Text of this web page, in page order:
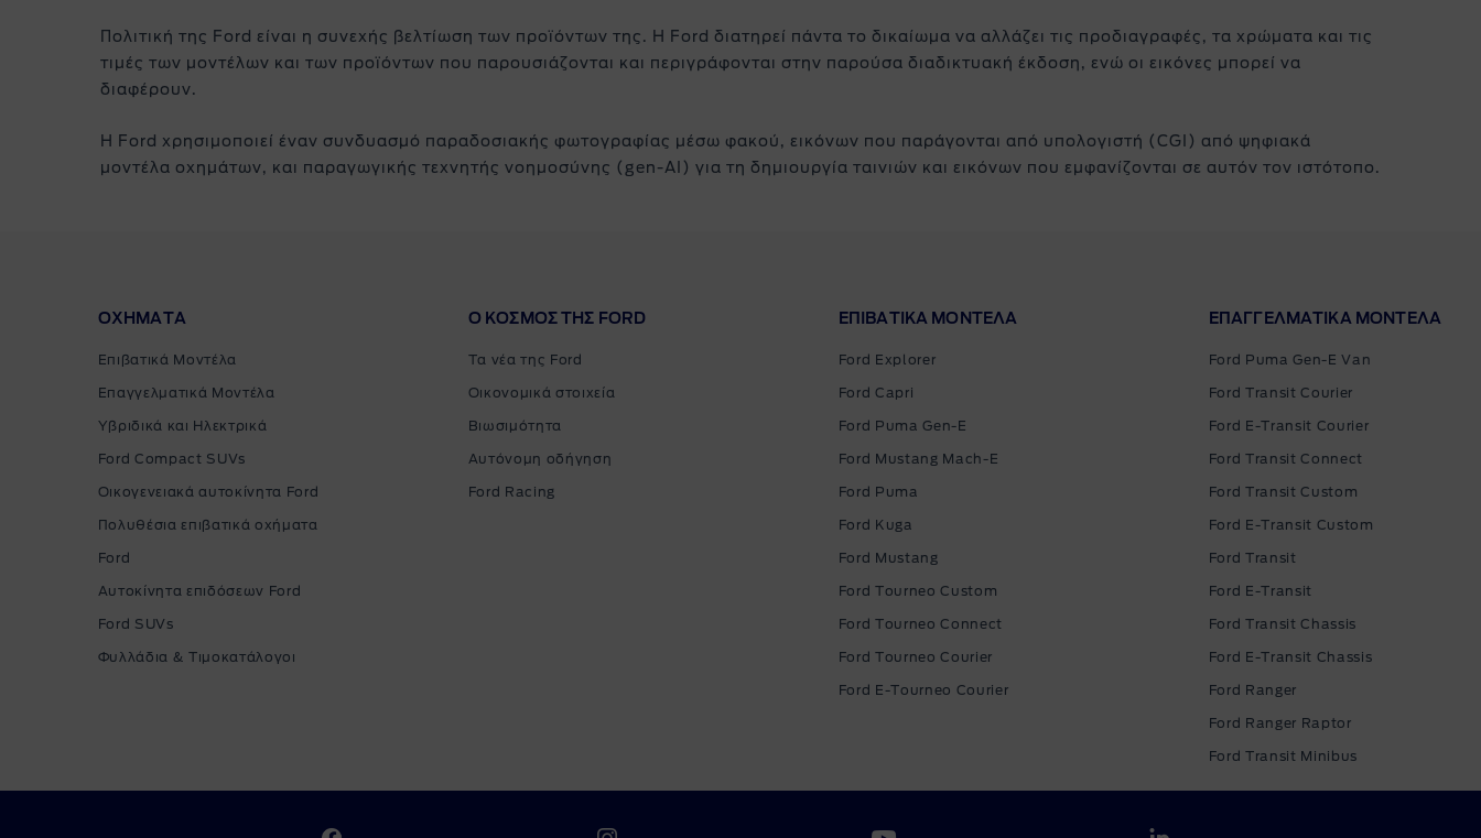
Πολιτική της Ford είναι η συνεχής βελτίωση των προϊόντων της. Η Ford διατηρεί πάντα το δικαίωμα να αλλάζει τις προδιαγραφές, τα χρώματα και τις
τιμές των μοντέλων και των προϊόντων που παρουσιάζονται και περιγράφονται στην παρούσα διαδικτυακή έκδοση, ενώ οι εικόνες μπορεί να
διαφέρουν.
Η Ford χρησιμοποιεί έναν συνδυασμό παραδοσιακής φωτογραφίας μέσω φακού, εικόνων που παράγονται από υπολογιστή (CGI) από ψηφιακά
μοντέλα οχημάτων, και παραγωγικής τεχνητής νοημοσύνης (gen-AI) για τη δημιουργία ταινιών και εικόνων που εμφανίζονται σε αυτόν τον ιστότοπο.
ΟΧΗΜΑΤΑ
Επιβατικά Μοντέλα
Επαγγελματικά Μοντέλα
Υβριδικά και Ηλεκτρικά
Ford Compact SUVs
Οικογενειακά αυτοκίνητα Ford
Πολυθέσια επιβατικά οχήματα
Ford
Αυτοκίνητα επιδόσεων Ford
Ford SUVs
Φυλλάδια & Τιμοκατάλογοι
Ο ΚΟΣΜΟΣ ΤΗΣ FORD
Τα νέα της Ford
Οικονομικά στοιχεία
Βιωσιμότητα
Αυτόνομη οδήγηση
Ford Racing
ΕΠΙΒΑΤΙΚΑ MΟΝΤΕΛΑ
Ford Explorer
Ford Capri
Ford Puma Gen-E
Ford Mustang Mach-E
Ford Puma
Ford Kuga
Ford Mustang
Ford Tourneo Custom
Ford Tourneo Connect
Ford Tourneo Courier
Ford E-Tourneo Courier
ΕΠΑΓΓΕΛΜΑΤΙΚΑ ΜΟΝΤΕΛΑ
Ford Puma Gen-E Van
Ford Transit Courier
Ford E-Transit Courier
Ford Transit Connect
Ford Transit Custom
Ford E-Transit Custom
Ford Transit
Ford E-Transit
Ford Transit Chassis
Ford E-Transit Chassis
Ford Ranger
Ford Ranger Raptor
Ford Transit Minibus